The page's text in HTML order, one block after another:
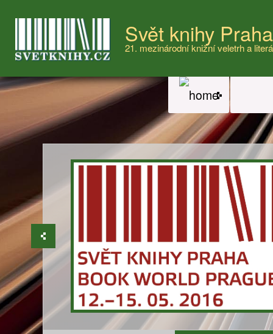
Svět knihy
21. mezinárodní knižní veletrh a